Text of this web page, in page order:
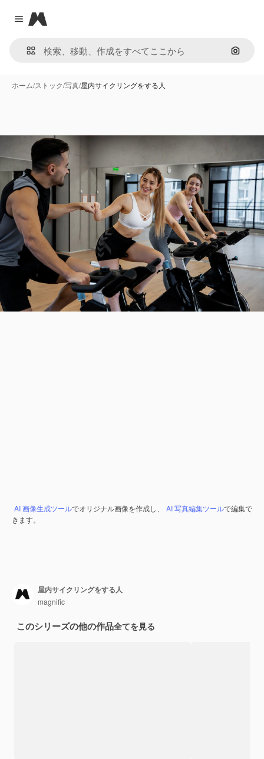
Close menu
Magnific
画像で
ホーム/ストック/写真/屋内サイクリングをする人
AI 画像生成ツールでオリジナル画像を作成し、 AI 写真編集ツールで編集で
きます。
屋内サイクリングをする人
magnific
このシリーズの他の作品全てを見る